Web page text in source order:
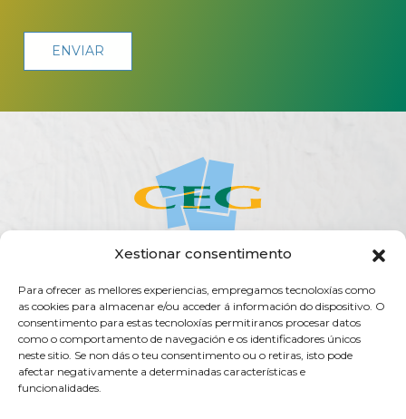
Xestionar consentimento
Para ofrecer as mellores experiencias, empregamos tecnoloxías como
as cookies para almacenar e/ou acceder á información do dispositivo. O
consentimento para estas tecnoloxías permitiranos procesar datos
como o comportamento de navegación e os identificadores únicos
neste sitio. Se non dás o teu consentimento ou o retiras, isto pode
afectar negativamente a determinadas características e
funcionalidades.
ACERCA DA CEG ACTUALIDADE AXENDA
PUBLICACIÓNS
SERVIZOS
TRANSPARENCIA CONTACTO
Rúa do Vilar, 54 - 15705
Santiago de Compostela (España)